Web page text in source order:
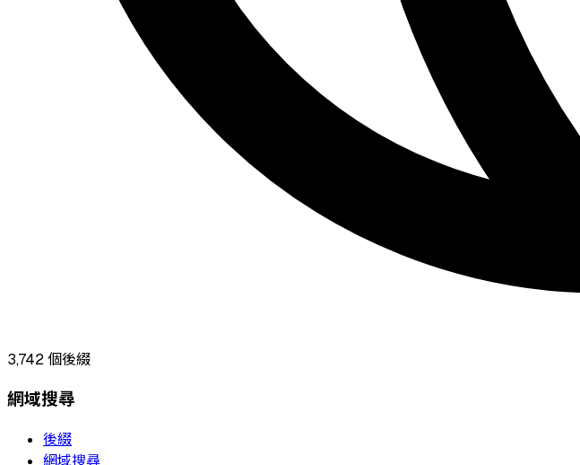
3,742個後綴
網域搜尋
後綴
網域搜尋